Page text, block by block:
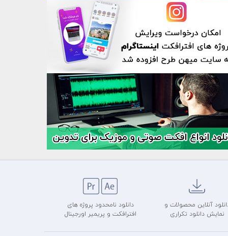
آنلاین محصولات و
نمایش دانلود تکراری
دانلود نامحدود پروژه های
افترافکت و پریمیر اورجینال